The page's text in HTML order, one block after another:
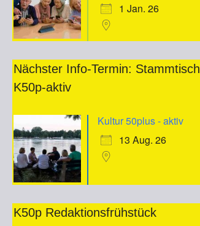
1 Jan. 26
Nächster Info-Termin: Stammtisch
K50p-aktiv
Kultur 50plus - aktiv
13 Aug. 26
K50p Redaktionsfrühstück